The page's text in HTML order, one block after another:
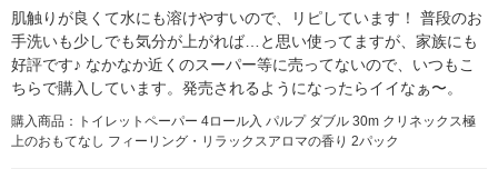
肌触りが良くて水にも溶けやすいので、リピしています！ 普段のお
手洗いも少しでも気分が上がれば…と思い使ってますが、家族にも
好評です♪ なかなか近くのスーパー等に売ってないので、いつもこ
ちらで購入しています。発売されるようになったらイイなぁ〜。
購入商品：トイレットペーパー 4ロール入 パルプ ダブル 30m クリネックス極
上のおもてなし フィーリング・リラックスアロマの香り 2パック